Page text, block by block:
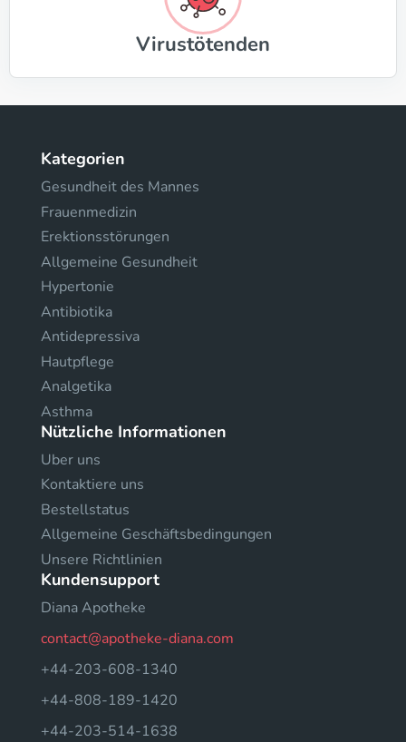
Virustötenden
Kategorien
Gesundheit des Mannes
Frauenmedizin
Erektionsstörungen
Allgemeine Gesundheit
Hypertonie
Antibiotika
Antidepressiva
Hautpflege
Analgetika
Asthma
Nützliche Informationen
Uber uns
Kontaktiere uns
Bestellstatus
Allgemeine Geschäftsbedingungen
Unsere Richtlinien
Kundensupport
Diana Apotheke
contact@apotheke-diana.com
+44-203-608-1340
+44-808-189-1420
+44-203-514-1638